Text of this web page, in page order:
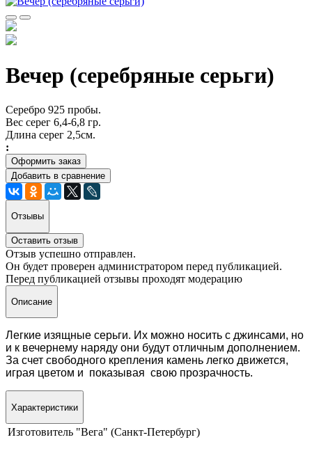
Вечер (серебряные серьги)
Серебро 925 пробы.
Вес серег 6,4-6,8 гр.
Длина серег 2,5см.
:
Оформить заказ
Добавить в сравнение
Отзывы
Оставить отзыв
Отзыв успешно отправлен.
Он будет проверен администратором перед публикацией.
Перед публикацией отзывы проходят модерацию
Описание
Легкие изящные серьги. Их можно носить с джинсами, но
и к вечернему наряду они будут отличным дополнением.
За счет свободного крепления камень легко движется,
играя цветом и показывая свою прозрачность.
Характеристики
Изготовитель "Вега" (Санкт-Петербург)